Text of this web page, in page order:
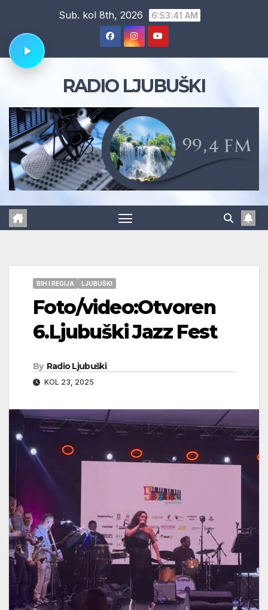
content
Sub. kol 8th, 2026 6:53:43 AM
RADIO LJUBUŠKI
BIH I REGIJA LJUBUŠKI
Foto/video:Otvoren
6.Ljubuški Jazz Fest
By Radio Ljubuški
KOL 23, 2025